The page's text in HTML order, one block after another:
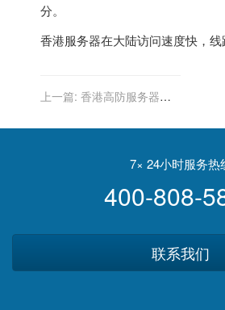
分。
香港服务器在大陆访问速度快，线
上一篇: 香港高防服务器在
7× 24小时服务热
400-808-
联系我们